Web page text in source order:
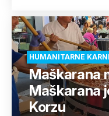
HUMANITARNE
Maškarana
Maškarana
Korzu